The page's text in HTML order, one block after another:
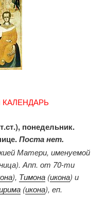
понедельник.
Поста нет.
Матери, именуемой
Апп. от 70-ти
), Тимона (икона) и
(икона), еп.